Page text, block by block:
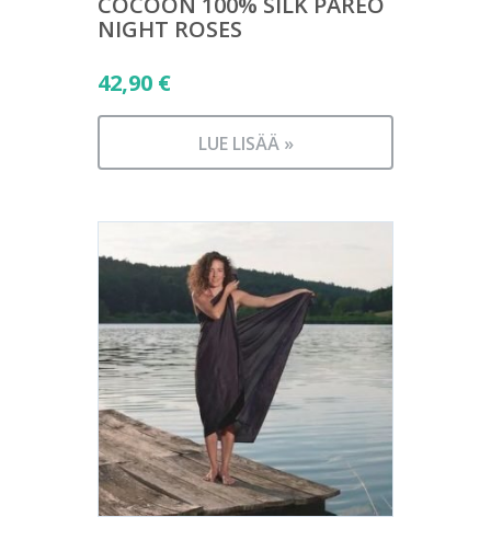
NIGHT ROSES
42,90 €
LUE LISÄÄ »